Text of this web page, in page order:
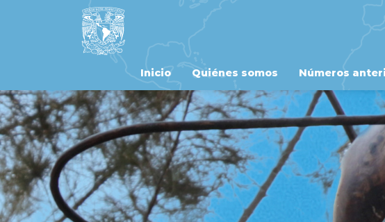
Inicio Quiénes somos Números